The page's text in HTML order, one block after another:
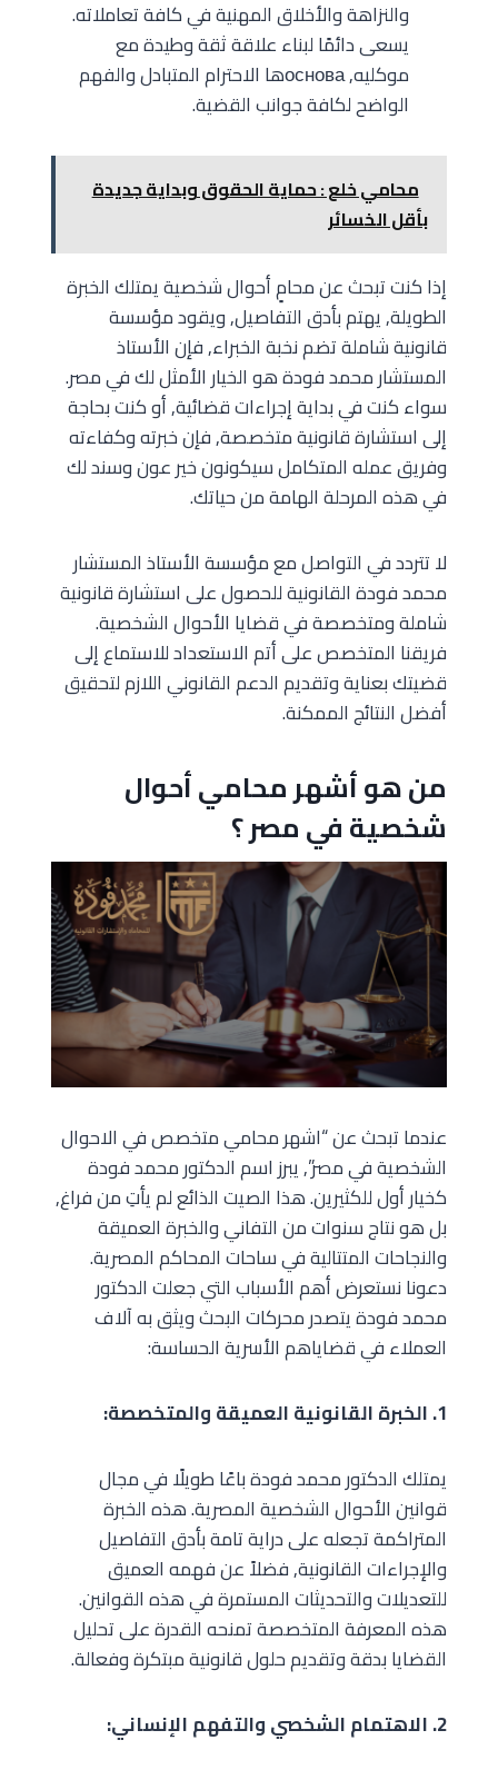
والنزاهة والأخلاق المهنية في كافة تعاملاته.
يسعى دائمًا لبناء علاقة ثقة وطيدة مع
موكليه, основаها الاحترام المتبادل والفهم
الواضح لكافة جوانب القضية.
محامي خلع : حماية الحقوق وبداية جديدة
بأقل الخسائر
إذا كنت تبحث عن محامٍ أحوال شخصية يمتلك الخبرة
الطويلة, يهتم بأدق التفاصيل, ويقود مؤسسة
قانونية شاملة تضم نخبة الخبراء, فإن الأستاذ
المستشار محمد فودة هو الخيار الأمثل لك في مصر.
سواء كنت في بداية إجراءات قضائية, أو كنت بحاجة
إلى استشارة قانونية متخصصة, فإن خبرته وكفاءته
وفريق عمله المتكامل سيكونون خير عون وسند لك
في هذه المرحلة الهامة من حياتك.
لا تتردد في التواصل مع مؤسسة الأستاذ المستشار
محمد فودة القانونية للحصول على استشارة قانونية
شاملة ومتخصصة في قضايا الأحوال الشخصية.
فريقنا المتخصص على أتم الاستعداد للاستماع إلى
قضيتك بعناية وتقديم الدعم القانوني اللازم لتحقيق
أفضل النتائج الممكنة.
من هو أشهر محامي أحوال
شخصية في مصر ؟
عندما تبحث عن “اشهر محامي متخصص في الاحوال
الشخصية في مصر”, يبرز اسم الدكتور محمد فودة
كخيار أول للكثيرين. هذا الصيت الذائع لم يأتِ من فراغ,
بل هو نتاج سنوات من التفاني والخبرة العميقة
والنجاحات المتتالية في ساحات المحاكم المصرية.
دعونا نستعرض أهم الأسباب التي جعلت الدكتور
محمد فودة يتصدر محركات البحث ويثق به آلاف
العملاء في قضاياهم الأسرية الحساسة:
1. الخبرة القانونية العميقة والمتخصصة:
يمتلك الدكتور محمد فودة باعًا طويلًا في مجال
قوانين الأحوال الشخصية المصرية. هذه الخبرة
المتراكمة تجعله على دراية تامة بأدق التفاصيل
والإجراءات القانونية, فضلاً عن فهمه العميق
للتعديلات والتحديثات المستمرة في هذه القوانين.
هذه المعرفة المتخصصة تمنحه القدرة على تحليل
القضايا بدقة وتقديم حلول قانونية مبتكرة وفعالة.
2. الاهتمام الشخصي والتفهم الإنساني: